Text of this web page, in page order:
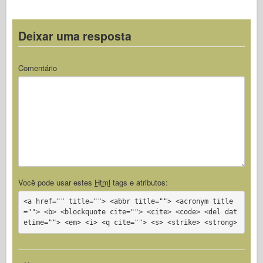
Deixar uma resposta
Comentário
Você pode usar estes Html tags e atributos:
<a href="" title=""> <abbr title=""> <acronym title
=""> <b> <blockquote cite=""> <cite> <code> <del dat
etime=""> <em> <i> <q cite=""> <s> <strike> <strong>